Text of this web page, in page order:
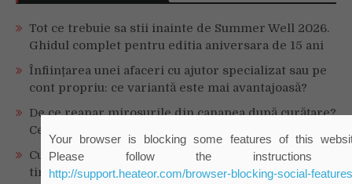
Tot ce trebuie sa stii inainte de Summer Well 2026.
Ghidul complet pentru editia aniversara de 15 ani
Înființarea unei afaceri cu ajutor specializat sau pe
cont propriu: ce variantă este mai avantajoasă?
De ce reapar mirosurile din canapea după curățare?
Ce se întâmplă, de fapt, în tapițerie
Cum ar fi dacă ceasul tău s-ar antrena alături de
tine?
Your browser is blocking some features of this
Please follow the instructions
http://support.heateor.com/browser-blocking-social-